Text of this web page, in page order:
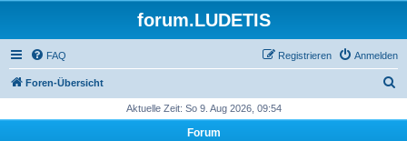
forum.LUDETIS
FAQ Anmelden
Registrieren
Foren-Übersicht
Aktuelle Zeit: So 9. Aug 2026, 09:54
Forum